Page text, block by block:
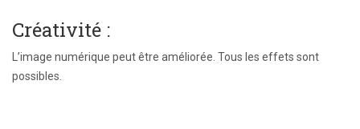
Créativité :
L’image numérique peut être améliorée. Tous les effets sont
possibles.